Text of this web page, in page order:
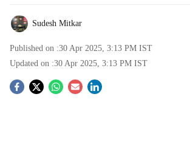
Sudesh Mitkar
Published on :30 Apr 2025, 3:13 PM IST
Updated on :30 Apr 2025, 3:13 PM IST
S